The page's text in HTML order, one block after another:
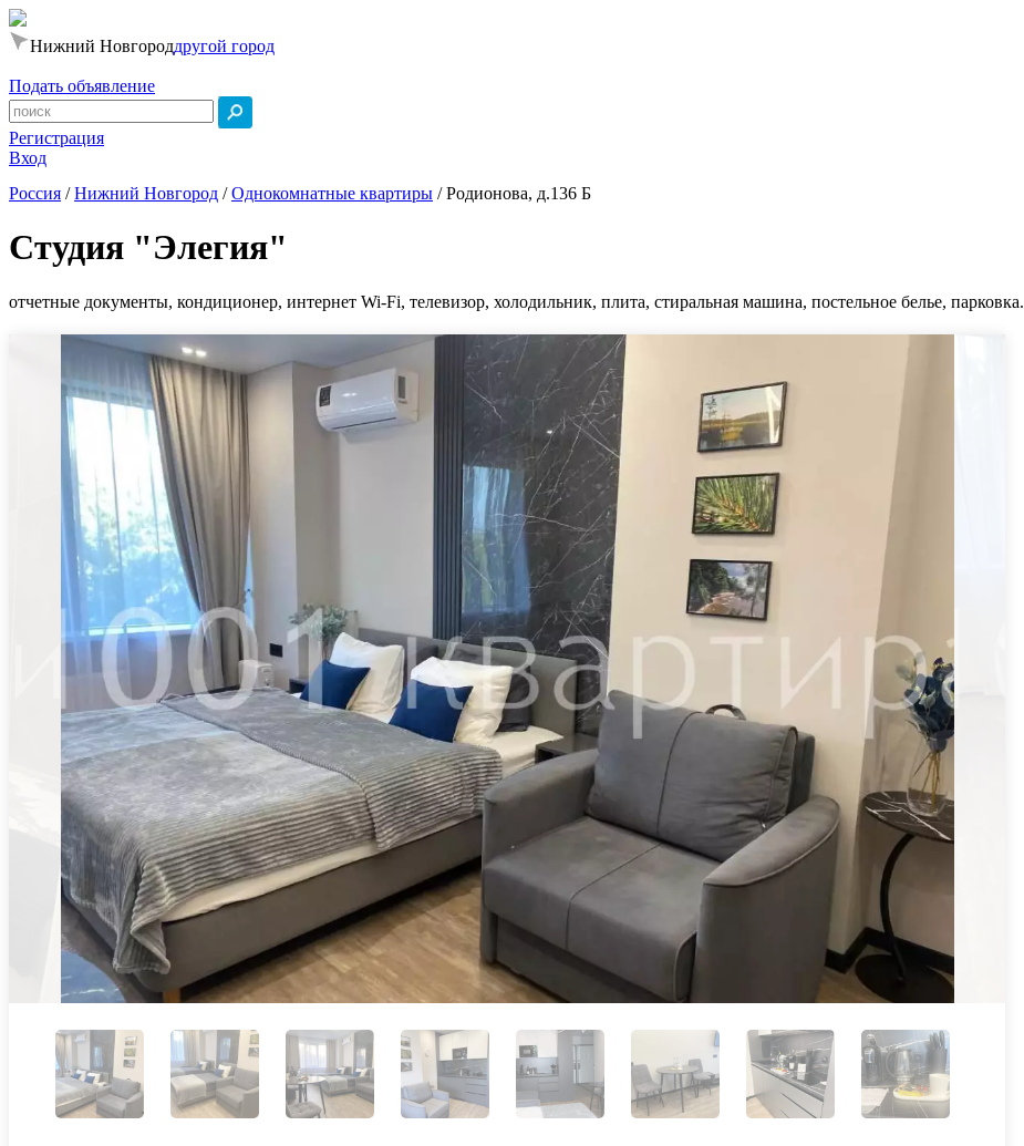
Нижний Новгороддругой город
Подать объявление
Регистрация
Вход
Россия /Нижний Новгород /Однокомнатные квартиры /Родионова, д.136 Б
Студия "Элегия"
отчетные документы, кондиционер, интернет Wi-Fi, телевизор, холодильник, плита, стиральная машина, постельное белье, парковка.